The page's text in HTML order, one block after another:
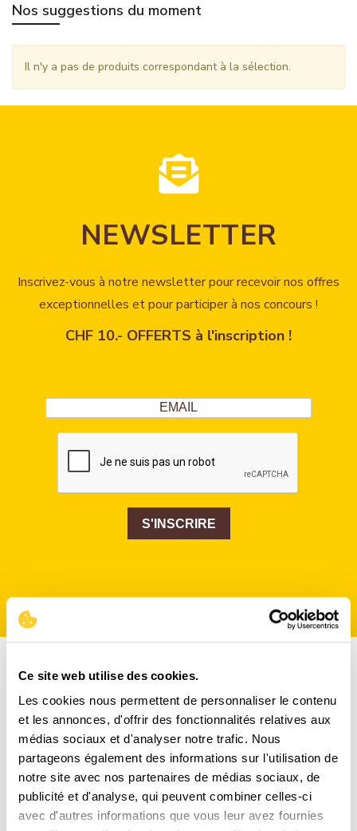
Ce site web utilise des cookies.
Les cookies nous permettent de personnaliser le contenu
et les annonces, d'offrir des fonctionnalités relatives aux
médias sociaux et d'analyser notre trafic. Nous
partageons également des informations sur l'utilisation de
notre site avec nos partenaires de médias sociaux, de
publicité et d'analyse, qui peuvent combiner celles-ci
avec d'autres informations que vous leur avez fournies
Nos suggestions du moment
Il n'y a pas de produits correspondant à la sélection.
NEWSLETTER
Inscrivez-vous à notre newsletter pour recevoir nos offres
exceptionnelles et pour participer à nos concours !
CHF 10.- OFFERTS à l'inscription !
S'INSCRIRE